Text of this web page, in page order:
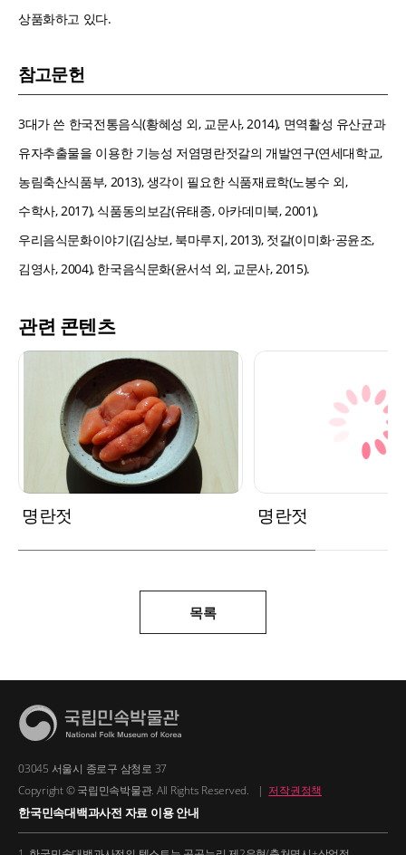
상품화하고 있다.
참고문헌
3대가 쓴 한국전통음식(황혜성 외, 교문사, 2014), 면역활성 유산균과
유자추출물을 이용한 기능성 저염명란젓갈의 개발연구(연세대학교,
농림축산식품부, 2013), 생각이 필요한 식품재료학(노봉수 외,
수학사, 2017), 식품동의보감(유태종, 아카데미북, 2001),
우리음식문화이야기(김상보, 북마루지, 2013), 젓갈(이미화·공윤조,
김영사, 2004), 한국음식문화(윤서석 외, 교문사, 2015).
관련 콘텐츠
명란젓 명란젓
목록
03045 서울시 종로구 삼청로 37
Copyright © 국립민속박물관. All Rights Reserved.
| 저작권정책
한국민속대백과사전 자료 이용 안내